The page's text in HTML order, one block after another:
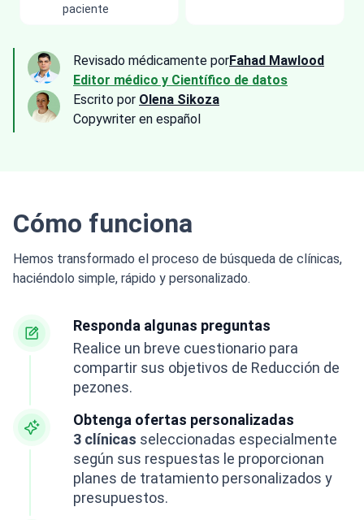
paciente
Revisado médicamente porFahad Mawlood
Editor médico y Científico de datos
Escrito por Olena Sikoza
Сopywriter en español
Cómo funciona
Hemos transformado el proceso de búsqueda de clínicas,
haciéndolo simple, rápido y personalizado.
Responda algunas preguntas
Realice un breve cuestionario para
compartir sus objetivos de Reducción de
pezones.
Obtenga ofertas personalizadas
3 clínicas seleccionadas especialmente
según sus respuestas le proporcionan
planes de tratamiento personalizados y
presupuestos.